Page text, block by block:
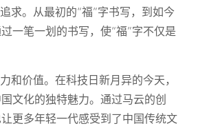
求。从最初的“福”字书写，到如今
一笔一划的书写，使“福”字不仅是
和价值。在科技日新月异的今天，
文化的独特魅力。通过马云的创
更多年轻一代感受到了中国传统文